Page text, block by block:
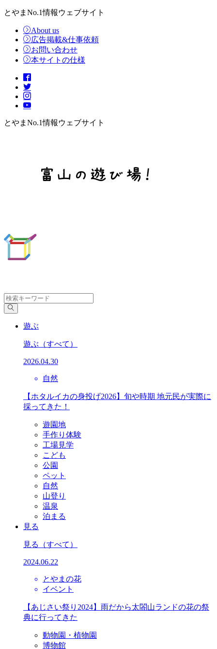
とやまNo.1情報ウェブサイト
About us
広告掲載&仕事依頼
お問い合わせ
本サイトの仕様
とやまNo.1情報ウェブサイト
遊ぶ
遊ぶ （すべて）
2026.04.30
自然
【ホタルイカの身投げ2026】旬や時期 地元民が実際に
採ってきた！
遊園地
手作り体験
工場見学
こども
公園
ペット
自然
山登り
温泉
泊まる
見る
見る （すべて）
2024.06.22
とやまの花
イベント
【あじさい祭り2024】雨だから太閤山ランドの花の祭
典に行ってきた
動物園・植物園
博物館